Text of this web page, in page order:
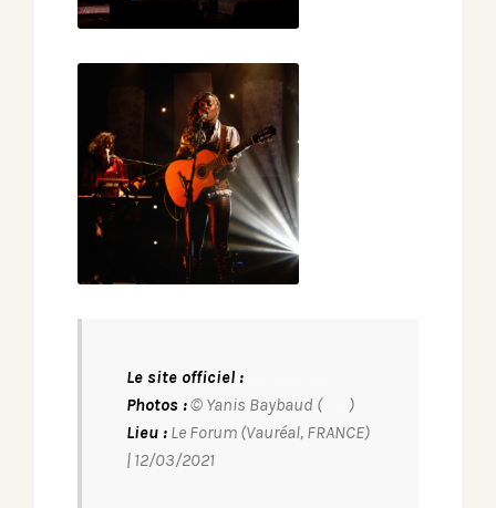
Le site officiel :
Photos :© Yanis Baybaud (site )
Lieu : Le Forum (Vauréal, FRANCE)
| 12/03/2021